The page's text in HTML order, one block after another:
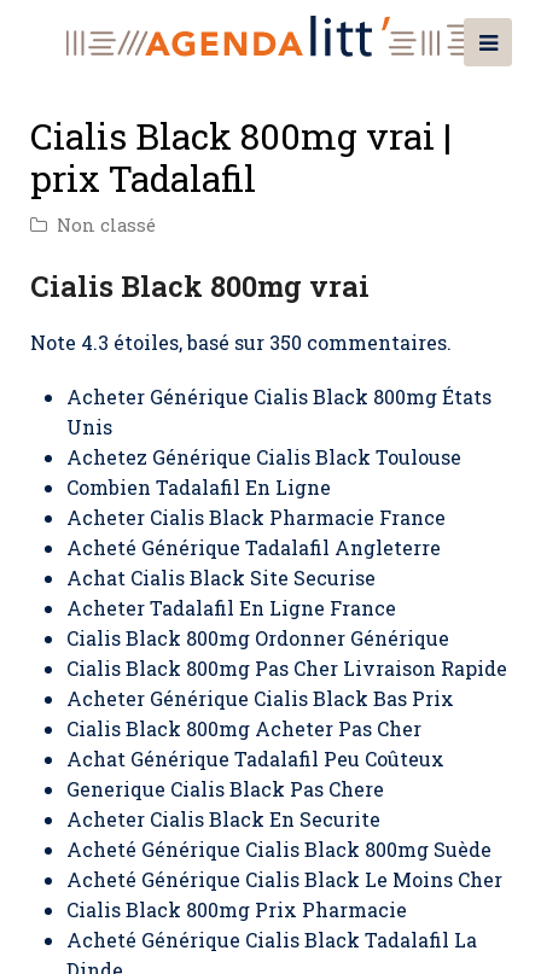
Cialis Black 800mg vrai |
prix Tadalafil
Non classé
Cialis Black 800mg vrai
Note 4.3 étoiles, basé sur 350 commentaires.
Acheter Générique Cialis Black 800mg États
Unis
Achetez Générique Cialis Black Toulouse
Combien Tadalafil En Ligne
Acheter Cialis Black Pharmacie France
Acheté Générique Tadalafil Angleterre
Achat Cialis Black Site Securise
Acheter Tadalafil En Ligne France
Cialis Black 800mg Ordonner Générique
Cialis Black 800mg Pas Cher Livraison Rapide
Acheter Générique Cialis Black Bas Prix
Cialis Black 800mg Acheter Pas Cher
Achat Générique Tadalafil Peu Coûteux
Generique Cialis Black Pas Chere
Acheter Cialis Black En Securite
Acheté Générique Cialis Black 800mg Suède
Acheté Générique Cialis Black Le Moins Cher
Cialis Black 800mg Prix Pharmacie
Acheté Générique Cialis Black Tadalafil La